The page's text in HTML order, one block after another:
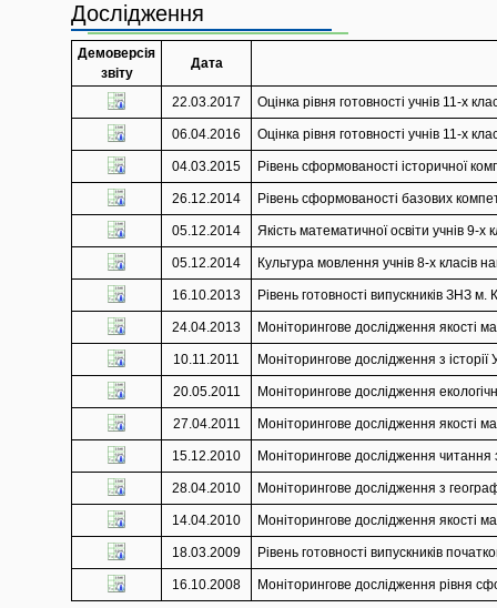
Дослідження
Демоверсія
звіту
Дата
22.03.2017 Оцінка рівня готовності учнів 11-х
06.04.2016 Оцінка рівня готовності учнів 11-х
04.03.2015 Рівень сформованості історичної
26.12.2014 Рівень сформованості базових
05.12.2014 Якість математичної освіти учнів 9-х
05.12.2014 Культура мовлення учнів 8-х класів
16.10.2013 Рівень готовності випускників ЗНЗ
24.04.2013 Моніторингове дослідження якості
10.11.2011 Моніторингове дослідження з історії
20.05.2011 Моніторингове дослідження
27.04.2011 Моніторингове дослідження якості
15.12.2010 Моніторингове дослідження читання
28.04.2010 Моніторингове дослідження з
14.04.2010 Моніторингове дослідження якості
18.03.2009 Рівень готовності випускників
16.10.2008 Моніторингове дослідження рівня